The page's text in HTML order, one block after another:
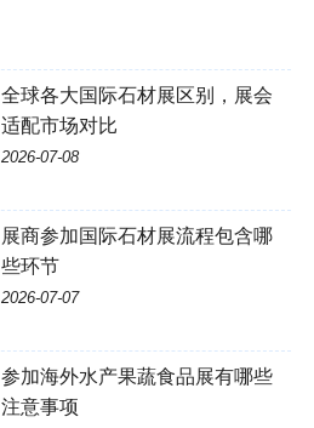
全球各大国际石材展区别，展会
适配市场对比
2026-07-08
展商参加国际石材展流程包含哪
些环节
2026-07-07
参加海外水产果蔬食品展有哪些
注意事项